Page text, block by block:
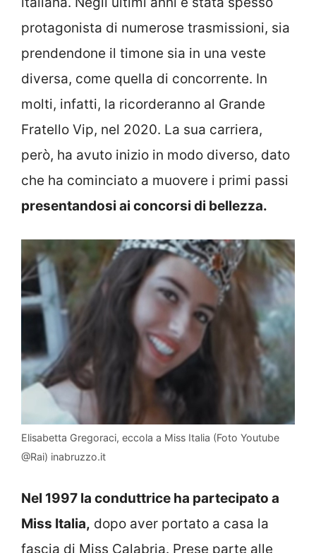
protagonista di numerose trasmissioni, sia
prendendone il timone sia in una veste
diversa, come quella di concorrente. In
molti, infatti, la ricorderanno al Grande
Fratello Vip, nel 2020. La sua carriera,
però, ha avuto inizio in modo diverso, dato
che ha cominciato a muovere i primi passi
presentandosi ai concorsi di bellezza.
Elisabetta Gregoraci, eccola a Miss Italia (Foto Youtube
@Rai) inabruzzo.it
Nel 1997 la conduttrice ha partecipato a
Miss Italia, dopo aver portato a casa la
fascia di Miss Calabria. Prese parte alle